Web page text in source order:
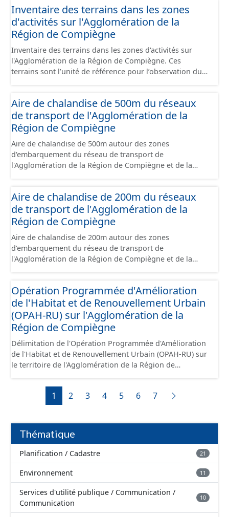
de ces données, il est rappelé que seuls les documents
papiers font foi et sont opposables d'un point de vue
juridique.
sont désaffectées mais sont toujours physiquement
présentes sur le terrain.
Inventaire des terrains dans les zones
d'activités sur l'Agglomération de la
Région de Compiègne
Inventaire des terrains dans les zones d'activités sur
l'Agglomération de la Région de Compiègne. Ces
terrains sont l’unité de référence pour l’observation du
faisant l’objet d’un regroupement suivant leur état
d’occupation, leur stade de commercialisation, leur
stade d’aménagement et la nature de leur maîtrise
foncière. Il s'appuie globalement sur la limite de parcelle
cadastrale mais peut également la subdiviser s'il
provient d'un plan d'aménagement par lots qui précède
un remembrement cadastral. Ces terrains sont
d'autres usages situés dans ces sites (équipement,
divers, ...). Ce lot est constitué conformément aux
prescriptions du standard CNIG Sites Economiques.
Aire de chalandise de 500m du réseaux
de transport de l'Agglomération de la
Région de Compiègne
Aire de chalandise de 500m autour des zones
d'embarquement du réseau de transport de
l'Agglomération de la Région de Compiègne et de la
Aire de chalandise de 200m du réseaux
de transport de l'Agglomération de la
Région de Compiègne
Aire de chalandise de 200m autour des zones
d'embarquement du réseau de transport de
l'Agglomération de la Région de Compiègne et de la
Opération Programmée d'Amélioration
de l'Habitat et de Renouvellement Urbain
(OPAH-RU) sur l'Agglomération de la
Région de Compiègne
Délimitation de l'Opération Programmée d'Amélioration
de l'Habitat et de Renouvellement Urbain (OPAH-RU) sur
le territoire de l'Agglomération de la Région de
communes de Compiègne et de Margny-lès-Compiègne.
Cette OPAH est opérationnelle jusqu'en juillet 2026 et
elle ne sera pas renouvelée au-delà de cette date.
1 2 3 4 5 6 7
Thématique
Planification / Cadastre 21
Environnement 11
Services d'utilité publique / Communication /
Communication
10